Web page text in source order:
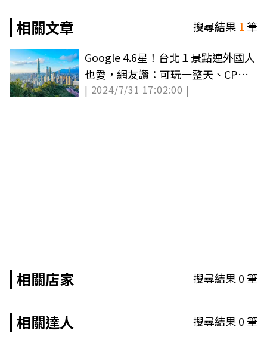
相關文章
搜尋結果 1筆
Google 4.6星！台北１景點連外國人
也愛，網友讚：可玩一整天、CP值
世界第一
| 2024/7/31 17:02:00 |
相關店家 搜尋結果0筆
相關達人 搜尋結果0筆